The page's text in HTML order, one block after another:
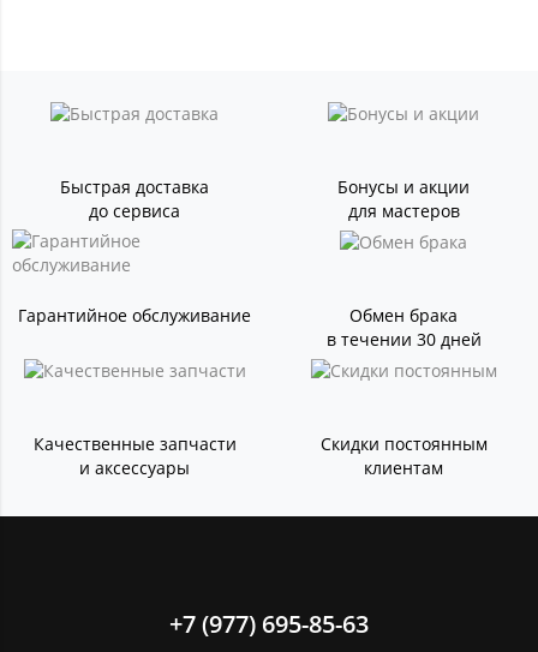
Быстрая доставка
до сервиса
Бонусы и акции
для мастеров
Гарантийное обслуживание
Обмен брака
в течении 30 дней
Качественные запчасти
и аксессуары
Скидки постоянным
клиентам
+7 (977) 695-85-63